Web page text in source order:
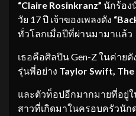
“Claire Rosinkranz” นักร้อง
วัย 17 ปี เจ้าของเพลงดัง
ทั่วโลกเมื่อปีที่ผ่านมามาแล้ว
เธอคือศิลปิน Gen-Z ในค่ายดั
รุ่นพี่อย่าง Taylor Swift,
และตัวท็อปอีกมากมายที่อยู่ใ
สาวที่เกิดมาในครอบครัวนัก